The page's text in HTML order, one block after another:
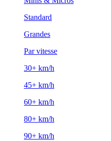
Standard
Grandes
Par vitesse
30+ km/h
45+ km/h
60+ km/h
80+ km/h
90+ km/h